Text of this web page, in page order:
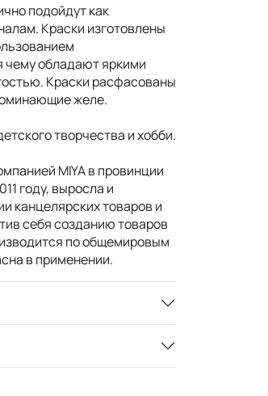
подойдут как
Краски изготовлены
чему обладают яркими
Краски расфасованы
желе.
творчества и хобби.
MIYA в провинции
году, выросла и
канцелярских товаров и
себя созданию товаров
по общемировым
в применении.